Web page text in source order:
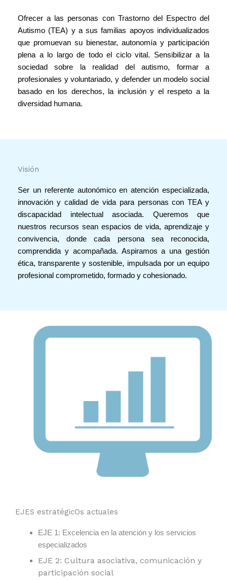
Ofrecer a las personas con Trastorno del Espectro del
Autismo (TEA) y a sus familias apoyos individualizados
que promuevan su bienestar, autonomía y participación
plena a lo largo de todo el ciclo vital. Sensibilizar a la
sociedad sobre la realidad del autismo, formar a
profesionales y voluntariado, y defender un modelo social
basado en los derechos, la inclusión y el respeto a la
diversidad humana.
Visión
Ser un referente autonómico en atención especializada,
innovación y calidad de vida para personas con TEA y
discapacidad intelectual asociada. Queremos que
nuestros recursos sean espacios de vida, aprendizaje y
convivencia, donde cada persona sea reconocida,
comprendida y acompañada. Aspiramos a una gestión
ética, transparente y sostenible, impulsada por un equipo
profesional comprometido, formado y cohesionado.
EJES estratégicOs actuales
EJE 1: Excelencia en la atención y los servicios
especializados
EJE 2: Cultura asociativa, comunicación y
participación social